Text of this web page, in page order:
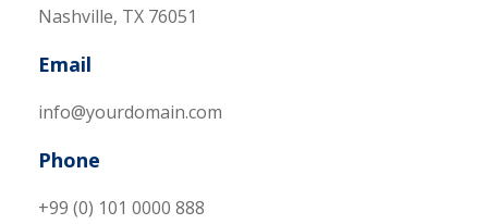
Nashville, TX 76051
Email
info@yourdomain.com
Phone
+99 (0) 101 0000 888